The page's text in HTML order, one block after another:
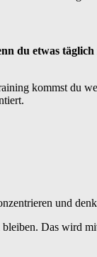
du etwas
kommst du
und
Das wird